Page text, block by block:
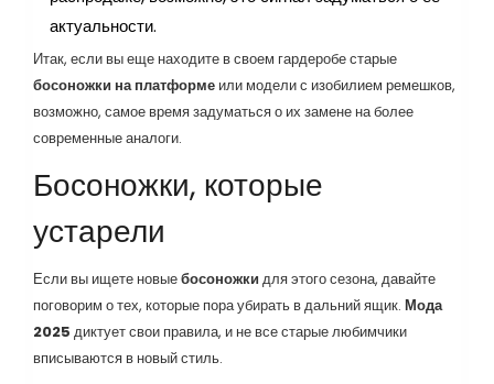
актуальности.
Итак, если вы еще находите в своем гардеробе старые
босоножки на платформе или модели с изобилием ремешков,
возможно, самое время задуматься о их замене на более
современные аналоги.
Босоножки, которые
устарели
Если вы ищете новыебосоножки для этого сезона, давайте
поговорим о тех, которые пора убирать в дальний ящик. Мода
2025 диктует свои правила, и не все старые любимчики
вписываются в новый стиль.